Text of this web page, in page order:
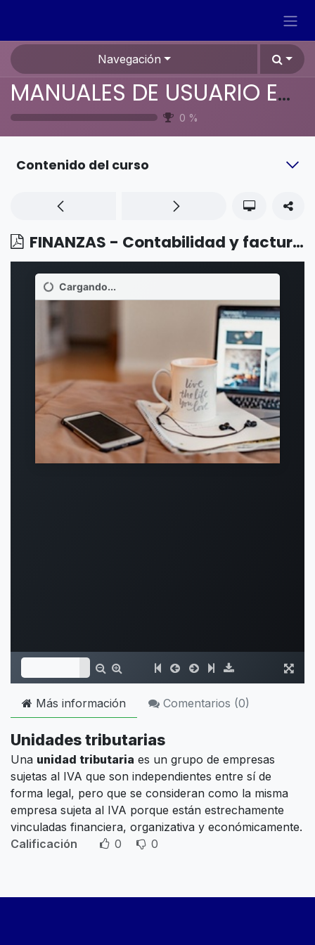
Navegación
MANUALES DE USUARIO EN ESPAÑOL ODOO 19
0 %
Contenido del curso
FINANZAS - Contabilidad y facturación - Unidades tributarias
Más información Comentarios (0)
Unidades tributarias
Una unidad tributaria es un grupo de empresas
sujetas al IVA que son independientes entre sí de
forma legal, pero que se consideran como la misma
empresa sujeta al IVA porque están estrechamente
vinculadas financiera, organizativa y económicamente.
Calificación
0 0